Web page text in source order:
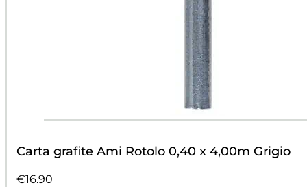
Carta grafite Ami Rotolo 0,40 x 4,00m Grigio
€16.90